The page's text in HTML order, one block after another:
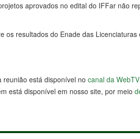
aprovados no edital do IFFar não
os resultados do Enade das
reunião está disponível no canal da
está disponível em nosso site, por meio